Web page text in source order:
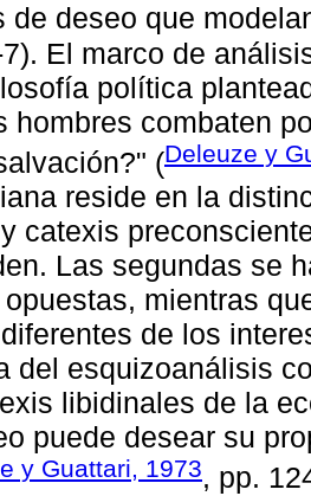
de deseo que
El marco de
política
hombres combaten
(Deleuze y
reside en la
catexis
Las segundas se
mientras
de los
del esquizoanálisis
libidinales de la
puede desear su
y Guattari, 1973, pp.